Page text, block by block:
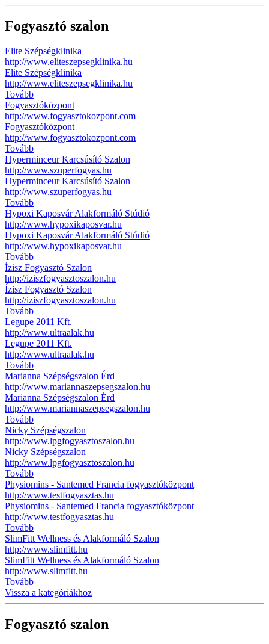
Fogyasztó szalon
Elite Szépségklinika
http://www.eliteszepsegklinika.hu
Elite Szépségklinika
http://www.eliteszepsegklinika.hu
Tovább
Fogyasztóközpont
http://www.fogyasztokozpont.com
Fogyasztóközpont
http://www.fogyasztokozpont.com
Tovább
Hyperminceur Karcsúsító Szalon
http://www.szuperfogyas.hu
Hyperminceur Karcsúsító Szalon
http://www.szuperfogyas.hu
Tovább
Hypoxi Kaposvár Alakformáló Stúdió
http://www.hypoxikaposvar.hu
Hypoxi Kaposvár Alakformáló Stúdió
http://www.hypoxikaposvar.hu
Tovább
Ízisz Fogyasztó Szalon
http://iziszfogyasztoszalon.hu
Ízisz Fogyasztó Szalon
http://iziszfogyasztoszalon.hu
Tovább
Legupe 2011 Kft.
http://www.ultraalak.hu
Legupe 2011 Kft.
http://www.ultraalak.hu
Tovább
Marianna Szépségszalon Érd
http://www.mariannaszepsegszalon.hu
Marianna Szépségszalon Érd
http://www.mariannaszepsegszalon.hu
Tovább
Nicky Szépségszalon
http://www.lpgfogyasztoszalon.hu
Nicky Szépségszalon
http://www.lpgfogyasztoszalon.hu
Tovább
Physiomins - Santemed Francia fogyasztóközpont
http://www.testfogyasztas.hu
Physiomins - Santemed Francia fogyasztóközpont
http://www.testfogyasztas.hu
Tovább
SlimFitt Wellness és Alakformáló Szalon
http://www.slimfitt.hu
SlimFitt Wellness és Alakformáló Szalon
http://www.slimfitt.hu
Tovább
Vissza a kategóriákhoz
Fogyasztó szalon